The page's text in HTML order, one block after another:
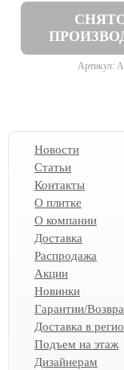
Артикул:
Новости
Статьи
Контакты
О плитке
О компании
Доставка
Распродажа
Акции
Новинки
Гарантии/
Доставка в
Подъем на этаж
Дизайнерам